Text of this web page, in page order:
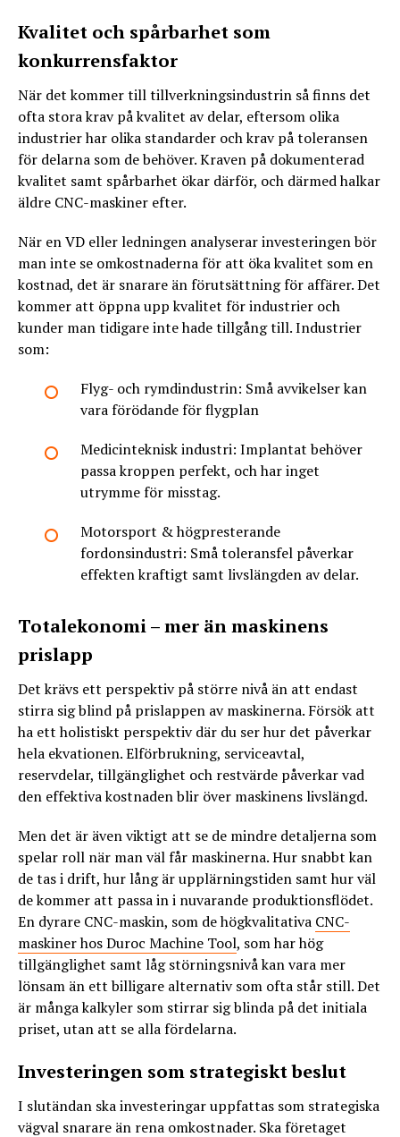
Kvalitet och spårbarhet som
konkurrensfaktor
När det kommer till tillverkningsindustrin så finns det
ofta stora krav på kvalitet av delar, eftersom olika
industrier har olika standarder och krav på toleransen
för delarna som de behöver. Kraven på dokumenterad
kvalitet samt spårbarhet ökar därför, och därmed halkar
äldre CNC-maskiner efter.
När en VD eller ledningen analyserar investeringen bör
man inte se omkostnaderna för att öka kvalitet som en
kostnad, det är snarare än förutsättning för affärer. Det
kommer att öppna upp kvalitet för industrier och
kunder man tidigare inte hade tillgång till. Industrier
som:
Flyg- och rymdindustrin: Små avvikelser kan
vara förödande för flygplan
Medicinteknisk industri: Implantat behöver
passa kroppen perfekt, och har inget
utrymme för misstag.
Motorsport & högpresterande
fordonsindustri: Små toleransfel påverkar
effekten kraftigt samt livslängden av delar.
Totalekonomi – mer än maskinens
prislapp
Det krävs ett perspektiv på större nivå än att endast
stirra sig blind på prislappen av maskinerna. Försök att
ha ett holistiskt perspektiv där du ser hur det påverkar
hela ekvationen. Elförbrukning, serviceavtal,
reservdelar, tillgänglighet och restvärde påverkar vad
den effektiva kostnaden blir över maskinens livslängd.
Men det är även viktigt att se de mindre detaljerna som
spelar roll när man väl får maskinerna. Hur snabbt kan
de tas i drift, hur lång är upplärningstiden samt hur väl
de kommer att passa in i nuvarande produktionsflödet.
En dyrare CNC-maskin, som de högkvalitativa CNC-
maskiner hos Duroc Machine Tool, som har hög
tillgänglighet samt låg störningsnivå kan vara mer
lönsam än ett billigare alternativ som ofta står still. Det
är många kalkyler som stirrar sig blinda på det initiala
priset, utan att se alla fördelarna.
Investeringen som strategiskt beslut
I slutändan ska investeringar uppfattas som strategiska
vägval snarare än rena omkostnader. Ska företaget